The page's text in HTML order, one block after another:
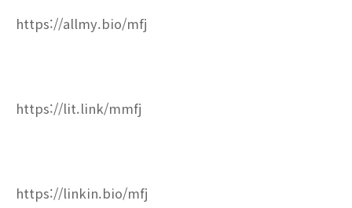
https://allmy.bio/mfj
https://lit.link/mmfj
https://linkin.bio/mfj